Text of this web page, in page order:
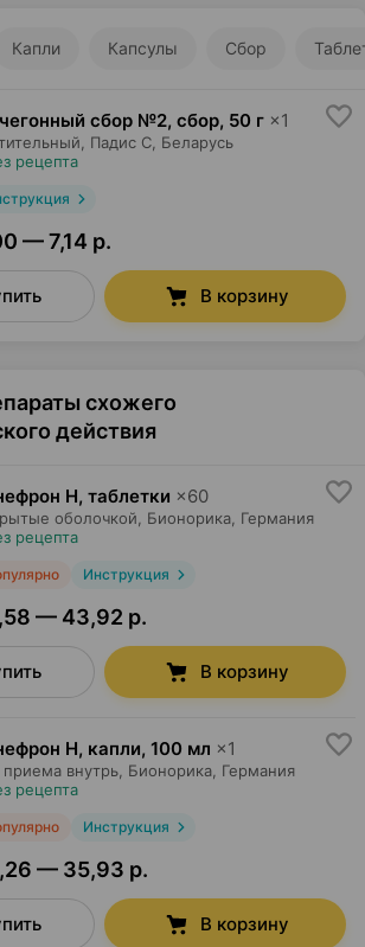
Капли Капсулы Сбор
сбор №2, сбор, 50 г ×1
Падис С , Беларусь
рецепта
— 7,14 р.
В корзину
схожего
действия
Н, таблетки ×60
оболочкой, Бионорика , Германия
рецепта
Инструкция
— 43,92 р.
В корзину
Н, капли, 100 мл ×1
приема внутрь, Бионорика , Германия
рецепта
Инструкция
— 35,93 р.
В корзину